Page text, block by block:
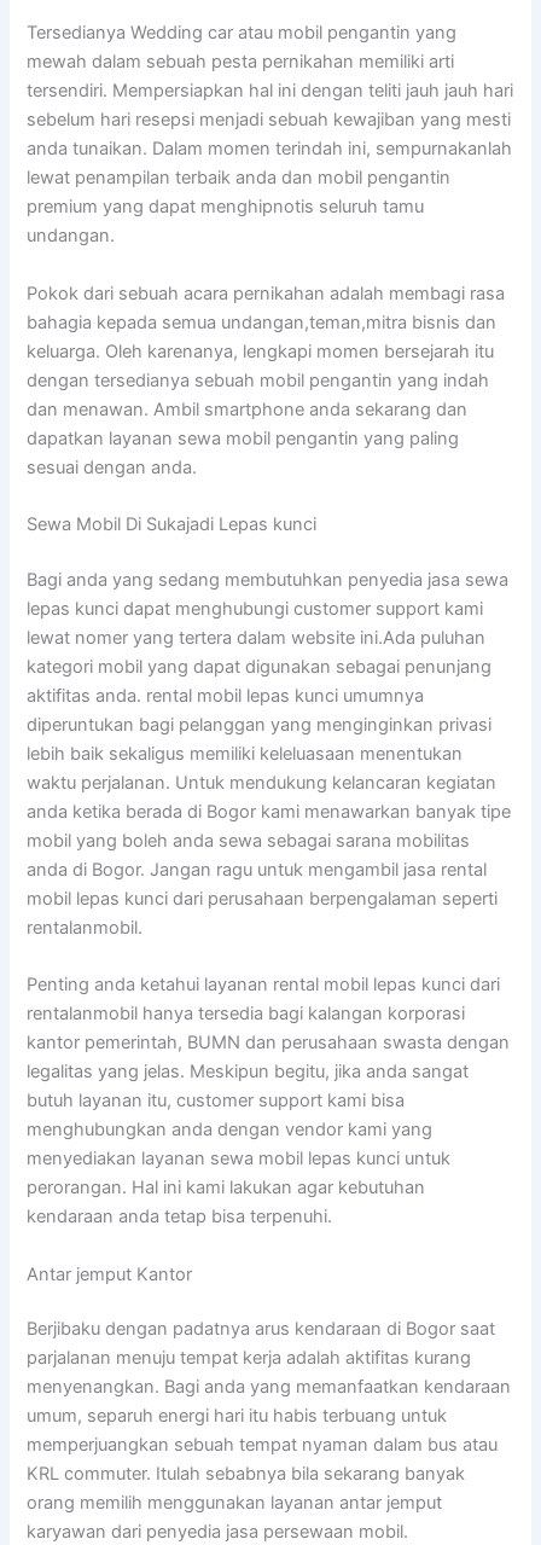
Tersedianya Wedding car atau mobil pengantin yang
mewah dalam sebuah pesta pernikahan memiliki arti
tersendiri. Mempersiapkan hal ini dengan teliti jauh jauh hari
sebelum hari resepsi menjadi sebuah kewajiban yang mesti
anda tunaikan. Dalam momen terindah ini, sempurnakanlah
lewat penampilan terbaik anda dan mobil pengantin
premium yang dapat menghipnotis seluruh tamu
undangan.
Pokok dari sebuah acara pernikahan adalah membagi rasa
bahagia kepada semua undangan,teman,mitra bisnis dan
keluarga. Oleh karenanya, lengkapi momen bersejarah itu
dengan tersedianya sebuah mobil pengantin yang indah
dan menawan. Ambil smartphone anda sekarang dan
dapatkan layanan sewa mobil pengantin yang paling
sesuai dengan anda.
Sewa Mobil Di Sukajadi Lepas kunci
Bagi anda yang sedang membutuhkan penyedia jasa sewa
lepas kunci dapat menghubungi customer support kami
lewat nomer yang tertera dalam website ini.Ada puluhan
kategori mobil yang dapat digunakan sebagai penunjang
aktifitas anda. rental mobil lepas kunci umumnya
diperuntukan bagi pelanggan yang menginginkan privasi
lebih baik sekaligus memiliki keleluasaan menentukan
waktu perjalanan. Untuk mendukung kelancaran kegiatan
anda ketika berada di Bogor kami menawarkan banyak tipe
mobil yang boleh anda sewa sebagai sarana mobilitas
anda di Bogor. Jangan ragu untuk mengambil jasa rental
mobil lepas kunci dari perusahaan berpengalaman seperti
rentalanmobil.
Penting anda ketahui layanan rental mobil lepas kunci dari
rentalanmobil hanya tersedia bagi kalangan korporasi
kantor pemerintah, BUMN dan perusahaan swasta dengan
legalitas yang jelas. Meskipun begitu, jika anda sangat
butuh layanan itu, customer support kami bisa
menghubungkan anda dengan vendor kami yang
menyediakan layanan sewa mobil lepas kunci untuk
perorangan. Hal ini kami lakukan agar kebutuhan
kendaraan anda tetap bisa terpenuhi.
Antar jemput Kantor
Berjibaku dengan padatnya arus kendaraan di Bogor saat
parjalanan menuju tempat kerja adalah aktifitas kurang
menyenangkan. Bagi anda yang memanfaatkan kendaraan
umum, separuh energi hari itu habis terbuang untuk
memperjuangkan sebuah tempat nyaman dalam bus atau
KRL commuter. Itulah sebabnya bila sekarang banyak
orang memilih menggunakan layanan antar jemput
karyawan dari penyedia jasa persewaan mobil.